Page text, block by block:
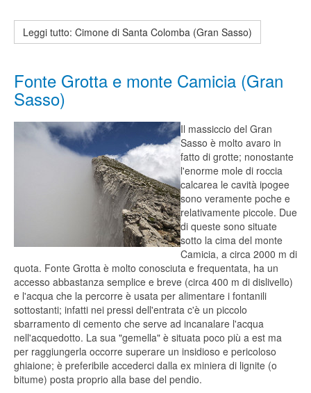
Leggi tutto: Cimone di Santa Colomba (Gran Sasso)
Fonte Grotta e monte Camicia (Gran
Sasso)
Il massiccio del Gran
Sasso è molto avaro in
fatto di grotte; nonostante
l'enorme mole di roccia
calcarea le cavità ipogee
sono veramente poche e
relativamente piccole. Due
di queste sono situate
sotto la cima del monte
Camicia, a circa 2000 m di
quota. Fonte Grotta è molto conosciuta e frequentata, ha un
accesso abbastanza semplice e breve (circa 400 m di dislivello)
e l'acqua che la percorre è usata per alimentare i fontanili
sottostanti; infatti nei pressi dell'entrata c'è un piccolo
sbarramento di cemento che serve ad incanalare l'acqua
nell'acquedotto. La sua "gemella" è situata poco più a est ma
per raggiungerla occorre superare un insidioso e pericoloso
ghiaione; è preferibile accederci dalla ex miniera di lignite (o
bitume) posta proprio alla base del pendio.